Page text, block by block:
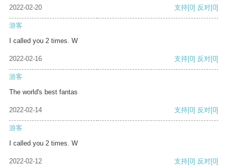
2022-02-20 支持[0] 反对[0]
游客
I called you 2 times. W
2022-02-16 支持[0] 反对[0]
游客
The world's best fantas
2022-02-14 支持[0] 反对[0]
游客
I called you 2 times. W
2022-02-12 支持[0] 反对[0]